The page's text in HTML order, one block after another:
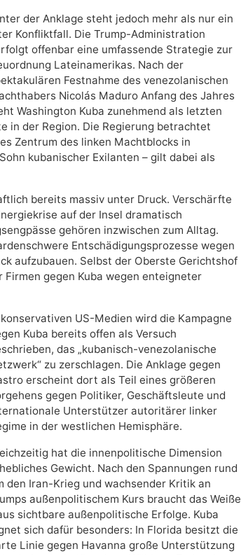
der Anklage steht jedoch mehr als nur ein
Konfliktfall. Die Trump-Administration
offenbar eine umfassende Strategie zur
Lateinamerikas. Nach der
Festnahme des venezolanischen
Nicolás Maduro Anfang des Jahres
Washington Kuba zunehmend als letzten
in der Region. Die Regierung betrachtet
Zentrum des linken Machtblocks in
kubanischer Exilanten – gilt dabei als
bereits massiv unter Druck. Verschärfte
auf der Insel dramatisch
gehören inzwischen zum Alltag.
Entschädigungsprozesse wegen
aufzubauen. Selbst der Oberste Gerichtshof
gegen Kuba wegen enteigneter
US-Medien wird die Kampagne
Kuba bereits offen als Versuch
das „kubanisch-venezolanische
zu zerschlagen. Die Anklage gegen
erscheint dort als Teil eines größeren
gegen Politiker, Geschäftsleute und
Unterstützer autoritärer linker
in der westlichen Hemisphäre.
hat die innenpolitische Dimension
Gewicht. Nach den Spannungen rund
den Iran-Krieg und wachsender Kritik an
außenpolitischem Kurs braucht das Weiße
sichtbare außenpolitische Erfolge. Kuba
sich dafür besonders: In Florida besitzt die
Linie gegen Havanna große Unterstützung